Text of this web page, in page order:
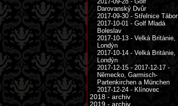
Darovanský Dvůr
2017-09-30 - Střelnice Tábor
2017-10-01 - Golf Mladá
Boleslav
2017-10-13 - Velká Británie,
Londýn
2017-10-14 - Velká Británie,
Londýn
2017-12-15 - 2017-12-17 -
Německo, Garmisch-
Partenkirchen a München
2017-12-24 - Klínovec
2018 - archiv
2019 - archiv